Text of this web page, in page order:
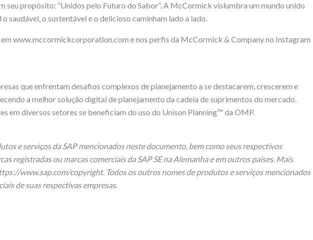
seu propósito: “Unidos pelo Futuro do Sabor”. A McCormick vislumbra um mundo unido
o saudável, o sustentável e o delicioso caminham lado a lado.
www.mccormickcorporation.com e nos perfis da McCormick & Company no Instagram
que enfrentam desafios complexos de planejamento a se destacarem, crescerem e
a melhor solução digital de planejamento da cadeia de suprimentos do mercado.
em diversos setores se beneficiam do uso do Unison Planning™ da OMP.
e serviços da SAP mencionados neste documento, bem como seus respectivos
registradas ou marcas comerciais da SAP SE na Alemanha e em outros países. Mais
www.sap.com/copyright. Todos os outros nomes de produtos e serviços mencionados
de suas respectivas empresas.